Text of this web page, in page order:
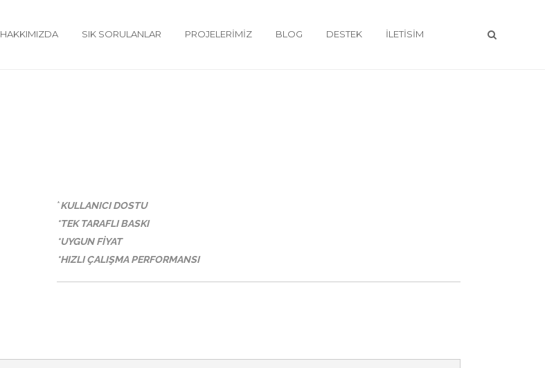
HAKKIMIZDA SIK SORULANLAR PROJELERIMIZ BLOG DESTEK İLETISIM
*KULLANICI DOSTU
*TEK TARAFLI BASKI
*UYGUN FİYAT
*HIZLI ÇALIŞMA PERFORMANSI